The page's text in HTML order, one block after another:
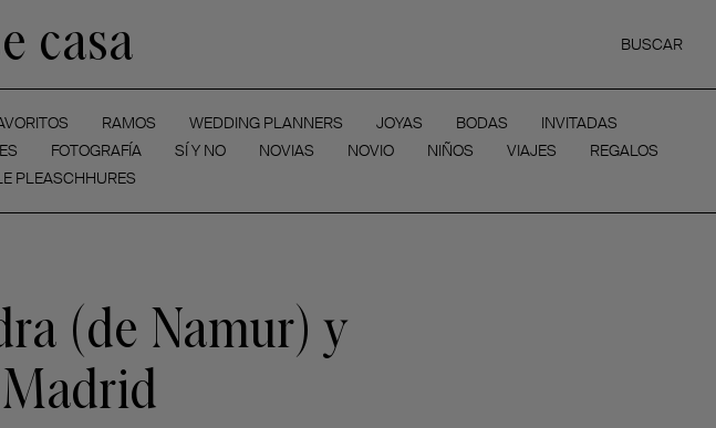
casa BUSCAR
RAMOS WEDDING PLANNERS JOYAS BODAS
INVITADAS
FOTOGRAFÍA SÍ Y NO NOVIAS NOVIO NIÑOS VIAJES
REGALOS
PLEASCHHURES
(de Namur) y